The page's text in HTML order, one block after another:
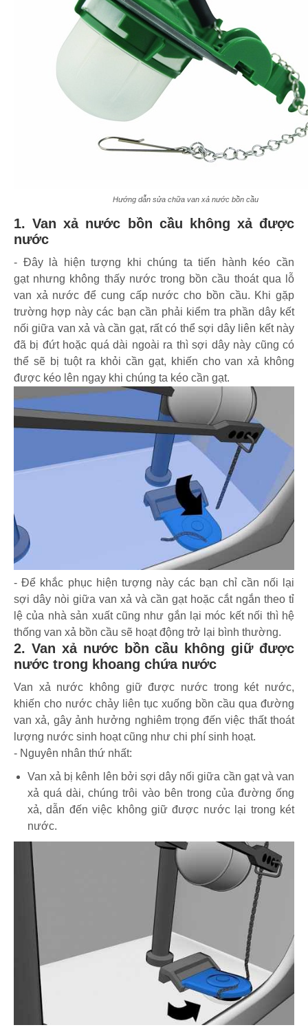
Hướng dẫn sửa chữa van xả nước bồn cầu
1. Van xả nước bồn cầu không xả được
nước
- Đây là hiện tượng khi chúng ta tiến hành kéo cần
gạt nhưng không thấy nước trong bồn cầu thoát qua lỗ
van xả nước để cung cấp nước cho bồn cầu. Khi gặp
trường hợp này các bạn cần phải kiểm tra phần dây kết
nối giữa van xả và cần gạt, rất có thể sợi dây liên kết này
đã bị đứt hoặc quá dài ngoài ra thì sợi dây này cũng có
thể sẽ bị tuột ra khỏi cần gạt, khiến cho van xả không
được kéo lên ngay khi chúng ta kéo cần gạt.
- Để khắc phục hiện tượng này các bạn chỉ cần nối lại
sợi dây nòi giữa van xả và cần gạt hoặc cắt ngắn theo tỉ
lệ của nhà sản xuất cũng như gắn lại móc kết nối thì hệ
thống van xả bồn cầu sẽ hoạt động trở lại bình thường.
2. Van xả nước bồn cầu không giữ được
nước trong khoang chứa nước
Van xả nước không giữ được nước trong két nước,
khiến cho nước chảy liên tục xuống bồn cầu qua đường
van xả, gây ảnh hưởng nghiêm trọng đến việc thất thoát
lượng nước sinh hoạt cũng như chi phí sinh hoạt.
- Nguyên nhân thứ nhất:
Van xả bị kênh lên bởi sợi dây nối giữa cần gạt và van
xả quá dài, chúng trôi vào bên trong của đường ống
xả, dẫn đến việc không giữ được nước lại trong két
nước.